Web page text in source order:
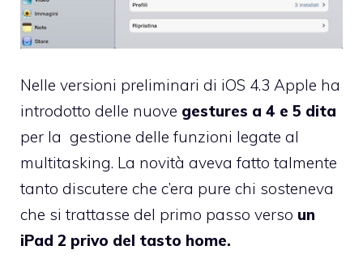
Nelle versioni preliminari di iOS 4.3 Apple ha
introdotto delle nuove gestures a 4 e 5 dita
per la gestione delle funzioni legate al
multitasking. La novità aveva fatto talmente
tanto discutere che c’era pure chi sosteneva
che si trattasse del primo passo verso un
iPad 2 privo del tasto home.